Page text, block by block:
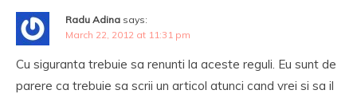
Radu Adina says:
March 22, 2012 at 11:31 pm
Cu siguranta trebuie sa renunti la aceste reguli. Eu sunt de
parere ca trebuie sa scrii un articol atunci cand vrei si sa il